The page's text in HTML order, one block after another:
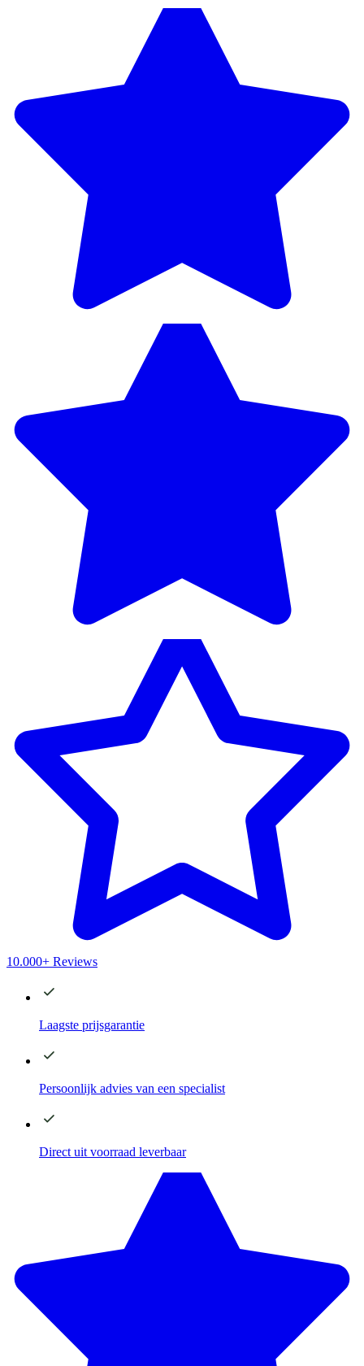
10.000+ Reviews
Laagste prijsgarantie
Persoonlijk advies van een specialist
Direct uit voorraad leverbaar